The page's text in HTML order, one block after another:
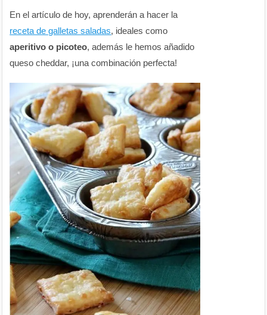
En el artículo de hoy, aprenderán a hacer la
receta de galletas saladas, ideales como
aperitivo o picoteo, además le hemos añadido
queso cheddar, ¡una combinación perfecta!